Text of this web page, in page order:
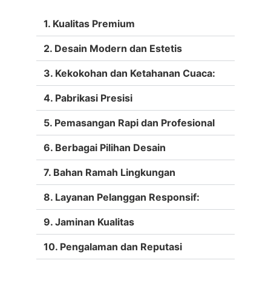
1. Kualitas Premium
2. Desain Modern dan Estetis
3. Kekokohan dan Ketahanan Cuaca:
4. Pabrikasi Presisi
5. Pemasangan Rapi dan Profesional
6. Berbagai Pilihan Desain
7. Bahan Ramah Lingkungan
8. Layanan Pelanggan Responsif:
9. Jaminan Kualitas
10. Pengalaman dan Reputasi